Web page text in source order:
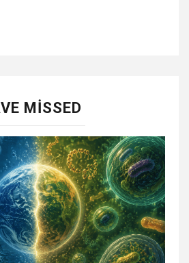
MISSED